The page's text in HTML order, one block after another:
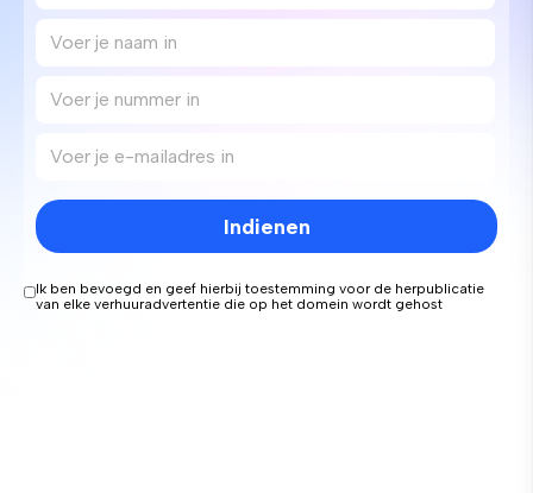
Indienen
Ik ben bevoegd en geef hierbij toestemming voor de herpublicatie
van elke verhuuradvertentie die op het domein wordt gehost